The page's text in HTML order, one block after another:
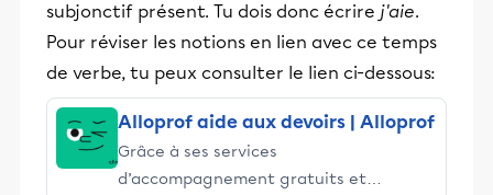
subjonctif présent. Tu dois donc écrire j'aie.
Pour réviser les notions en lien avec ce temps
de verbe, tu peux consulter le lien ci-dessous:
Alloprof aide aux devoirs | Alloprof
Grâce à ses services
d’accompagnement gratuits et